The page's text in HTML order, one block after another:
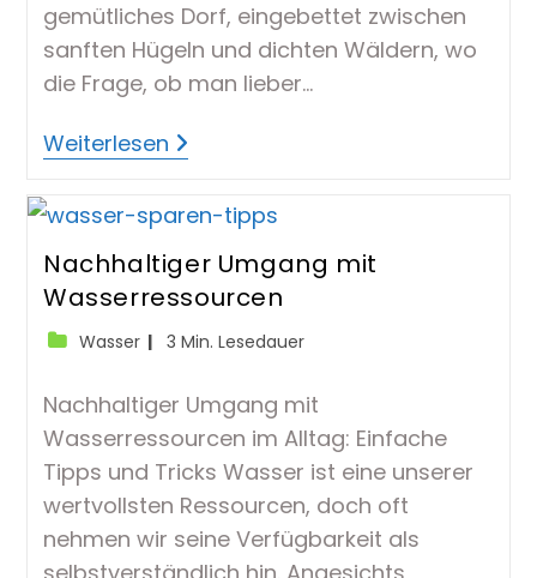
gemütliches Dorf, eingebettet zwischen
sanften Hügeln und dichten Wäldern, wo
die Frage, ob man lieber…
WeiterlesenDuschen
Oder
Nachhaltiger Umgang mit
Wasserressourcen
Beitrags-
Wasser Lesedauer:
3 Min. Lesedauer
Nachhaltiger Umgang mit
Wasserressourcen im Alltag: Einfache
Tipps und Tricks Wasser ist eine unserer
wertvollsten Ressourcen, doch oft
nehmen wir seine Verfügbarkeit als